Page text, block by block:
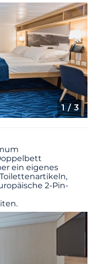
1/ 3
ein eigenes
2-Pin-